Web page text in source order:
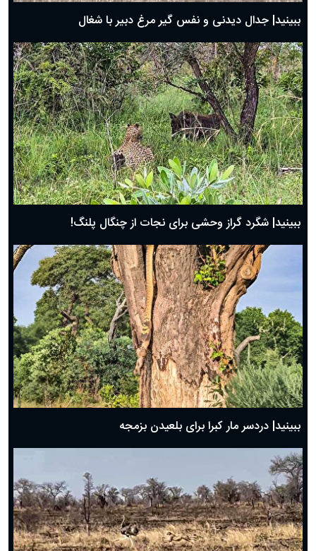
ببینید| جدال دیدنی و نفس گیر مرغ دبیر با شغال
ببینید| شگرد گراز وحشی برای نجات از چنگال پلنگ!
ببینید| دردسر مار کبرا برای بلعیدن بزمجه